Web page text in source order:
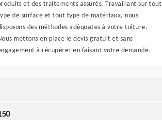
et des traitements assurés. Travaillant sur tout
de surface et tout type de matériaux, nous
des méthodes adéquates à votre toiture.
mettons en place le devis gratuit et sans
à récupérer en faisant votre demande.